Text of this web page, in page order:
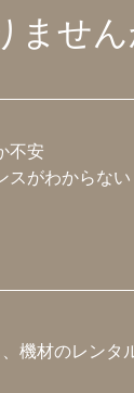
ません
不安
スがわからない
機材のレンタ